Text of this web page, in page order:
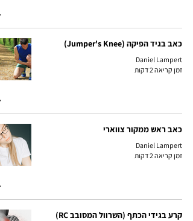
כאב בגיד הפיקה (Jumper's Knee)
Daniel Lampert
זמן קריאה 2 דקות
כאב ראש ממקור צווארי
Daniel Lampert
זמן קריאה 2 דקות
קרע בגידי הכתף (השרוול המסובב RC)